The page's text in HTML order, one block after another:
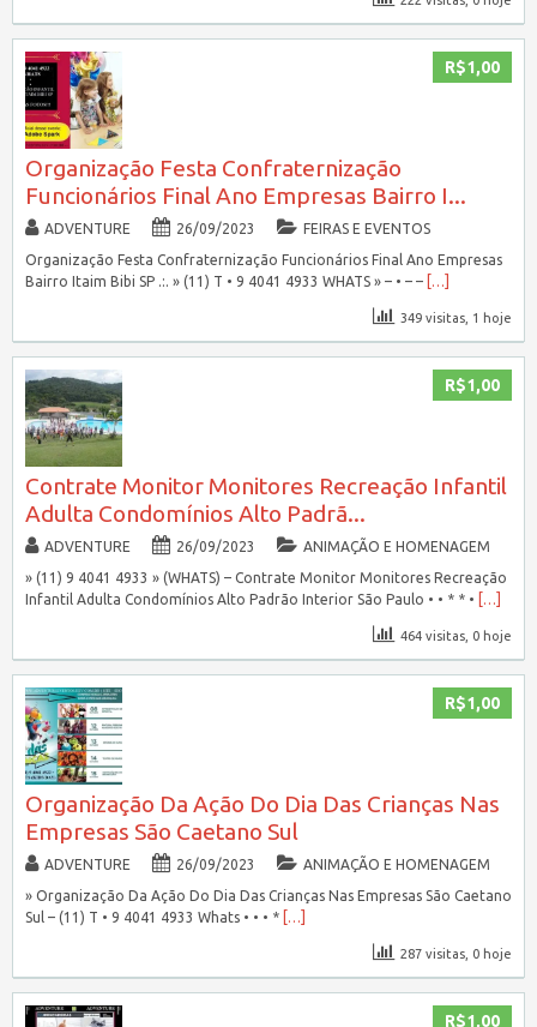
R$1,00
Organização Festa Confraternização
Funcionários Final Ano Empresas Bairro I...
ADVENTURE 26/09/2023
FEIRAS E EVENTOS
Organização Festa Confraternização Funcionários Final Ano Empresas
Bairro Itaim Bibi SP .:. » (11) T • 9 4041 4933 WHATS » – • – – […]
349 visitas, 1 hoje
R$1,00
Contrate Monitor Monitores Recreação Infantil
Adulta Condomínios Alto Padrã...
ADVENTURE 26/09/2023
ANIMAÇÃO E HOMENAGEM
» (11) 9 4041 4933 » (WHATS) – Contrate Monitor Monitores Recreação
Infantil Adulta Condomínios Alto Padrão Interior São Paulo • • * * • […]
464 visitas, 0 hoje
R$1,00
Organização Da Ação Do Dia Das Crianças Nas
Empresas São Caetano Sul
ADVENTURE 26/09/2023
ANIMAÇÃO E HOMENAGEM
» Organização Da Ação Do Dia Das Crianças Nas Empresas São Caetano
Sul – (11) T • 9 4041 4933 Whats • • • *
[…]
287 visitas, 0 hoje
R$1,00